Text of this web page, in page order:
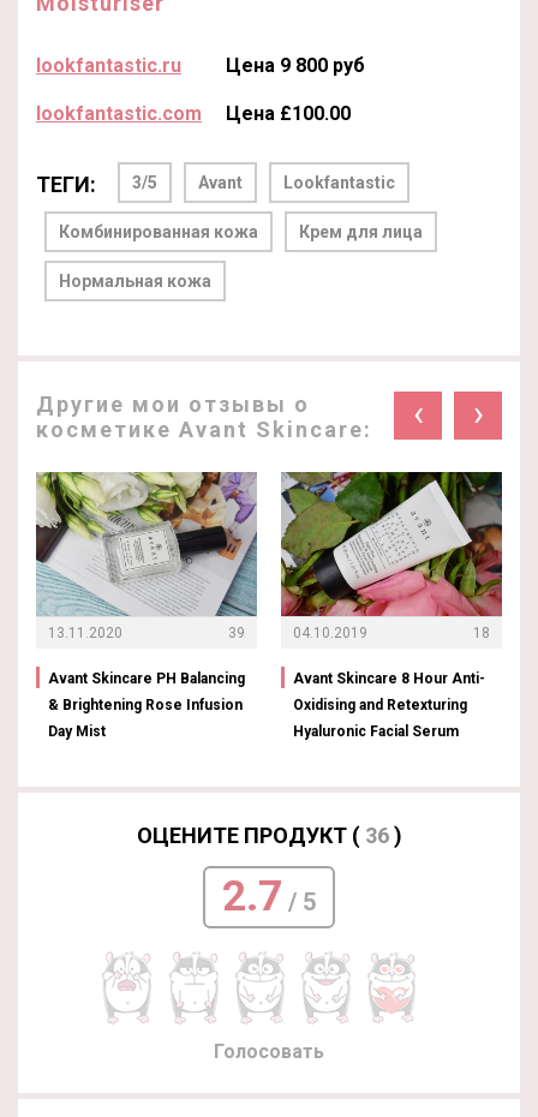
lookfantastic.ru Цена 9 800 руб
lookfantastic.com Цена £100.00
ТЕГИ: 3/5 Avant Lookfantastic
Комбинированная кожа Крем для лица
Нормальная кожа
Другие мои отзывы о
косметике Avant Skincare:
‹ ›
13.11.2020 39
Avant Skincare PH Balancing
& Brightening Rose Infusion
Day Mist
04.10.2019 18
Avant Skincare 8 Hour Anti-
Oxidising and Retexturing
Hyaluronic Facial Serum
ОЦЕНИТЕ ПРОДУКТ ( 36)
2.7 / 5
Голосовать